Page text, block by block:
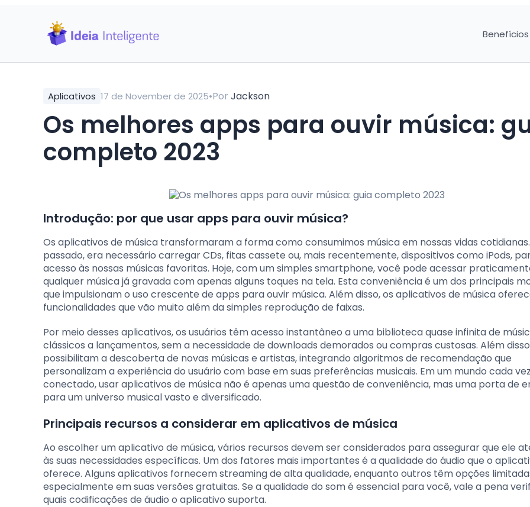
Benefícios
Aplicativos 17 de November de 2025•Por Jackson
Os melhores apps para ouvir música:
completo 2023
Introdução: por que usar apps para ouvir música?
Os aplicativos de música transformaram a forma como consumimos música em nossas vidas
passado, era necessário carregar CDs, fitas cassete ou, mais recentemente, dispositivos como iPods,
acesso às nossas músicas favoritas. Hoje, com um simples smartphone, você pode acessar
qualquer música já gravada com apenas alguns toques na tela. Esta conveniência é um dos principais
que impulsionam o uso crescente de apps para ouvir música. Além disso, os aplicativos de música
funcionalidades que vão muito além da simples reprodução de faixas.
Por meio desses aplicativos, os usuários têm acesso instantâneo a uma biblioteca quase infinita de
clássicos a lançamentos, sem a necessidade de downloads demorados ou compras custosas. Além
possibilitam a descoberta de novas músicas e artistas, integrando algoritmos de recomendação que
personalizam a experiência do usuário com base em suas preferências musicais. Em um mundo cada
conectado, usar aplicativos de música não é apenas uma questão de conveniência, mas uma porta de
para um universo musical vasto e diversificado.
Principais recursos a considerar em aplicativos de música
Ao escolher um aplicativo de música, vários recursos devem ser considerados para assegurar que ele
às suas necessidades específicas. Um dos fatores mais importantes é a qualidade do áudio que o
oferece. Alguns aplicativos fornecem streaming de alta qualidade, enquanto outros têm opções
especialmente em suas versões gratuitas. Se a qualidade do som é essencial para você, vale a pena
quais codificações de áudio o aplicativo suporta.